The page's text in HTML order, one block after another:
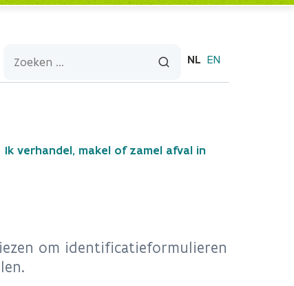
NL EN
Ik verhandel, makel of zamel afval in
om identificatieformulieren